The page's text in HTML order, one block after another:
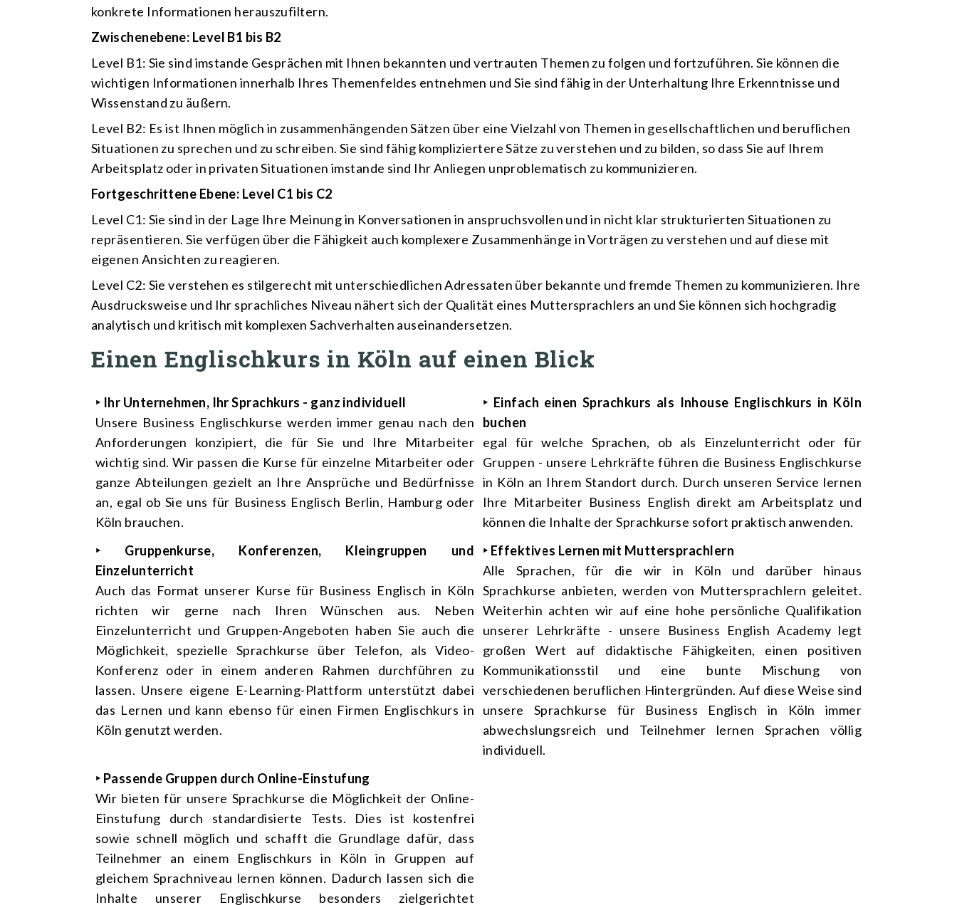
konkrete Informationen herauszufiltern.
Zwischenebene: Level B1 bis B2
Level B1: Sie sind imstande Gesprächen mit Ihnen bekannten und vertrauten Themen zu folgen und fortzuführen. Sie können die
wichtigen Informationen innerhalb Ihres Themenfeldes entnehmen und Sie sind fähig in der Unterhaltung Ihre Erkenntnisse und
Wissenstand zu äußern.
Level B2: Es ist Ihnen möglich in zusammenhängenden Sätzen über eine Vielzahl von Themen in gesellschaftlichen und beruflichen
Situationen zu sprechen und zu schreiben. Sie sind fähig kompliziertere Sätze zu verstehen und zu bilden, so dass Sie auf Ihrem
Arbeitsplatz oder in privaten Situationen imstande sind Ihr Anliegen unproblematisch zu kommunizieren.
Fortgeschrittene Ebene: Level C1 bis C2
Level C1: Sie sind in der Lage Ihre Meinung in Konversationen in anspruchsvollen und in nicht klar strukturierten Situationen zu
repräsentieren. Sie verfügen über die Fähigkeit auch komplexere Zusammenhänge in Vorträgen zu verstehen und auf diese mit
eigenen Ansichten zu reagieren.
Level C2: Sie verstehen es stilgerecht mit unterschiedlichen Adressaten über bekannte und fremde Themen zu kommunizieren. Ihre
Ausdrucksweise und Ihr sprachliches Niveau nähert sich der Qualität eines Muttersprachlers an und Sie können sich hochgradig
analytisch und kritisch mit komplexen Sachverhalten auseinandersetzen.
Einen Englischkurs in Köln auf einen Blick
‣ Ihr Unternehmen, Ihr Sprachkurs - ganz individuell
Unsere Business Englischkurse werden immer genau nach den
Anforderungen konzipiert, die für Sie und Ihre Mitarbeiter
wichtig sind. Wir passen die Kurse für einzelne Mitarbeiter oder
ganze Abteilungen gezielt an Ihre Ansprüche und Bedürfnisse
an, egal ob Sie uns für Business Englisch Berlin, Hamburg oder
Köln brauchen.
‣ Einfach einen Sprachkurs als Inhouse Englischkurs in Köln
buchen
egal für welche Sprachen, ob als Einzelunterricht oder für
Gruppen - unsere Lehrkräfte führen die Business Englischkurse
in Köln an Ihrem Standort durch. Durch unseren Service lernen
Ihre Mitarbeiter Business English direkt am Arbeitsplatz und
können die Inhalte der Sprachkurse sofort praktisch anwenden.
‣ Gruppenkurse, Konferenzen, Kleingruppen und
Einzelunterricht
Auch das Format unserer Kurse für Business Englisch in Köln
richten wir gerne nach Ihren Wünschen aus. Neben
Einzelunterricht und Gruppen-Angeboten haben Sie auch die
Möglichkeit, spezielle Sprachkurse über Telefon, alsVideo-
Konferenz oder in einem anderen Rahmen durchführen zu
lassen. Unsere eigene E-Learning-Plattform unterstützt dabei
das Lernen und kann ebenso für einen Firmen Englischkurs in
Köln genutzt werden.
‣ Effektives Lernen mit Muttersprachlern
Alle Sprachen, für die wir in Köln und darüber hinaus
Sprachkurse anbieten, werden von Muttersprachlern geleitet.
Weiterhin achten wir auf eine hohe persönliche Qualifikation
unserer Lehrkräfte - unsere Business English Academy legt
großen Wert auf didaktische Fähigkeiten, einen positiven
Kommunikationsstil und eine bunte Mischung von
verschiedenen beruflichen Hintergründen. Auf diese Weise sind
unsere Sprachkurse für Business Englisch in Köln immer
abwechslungsreich und Teilnehmer lernen Sprachen völlig
individuell.
‣ Passende Gruppen durch Online-Einstufung
Wir bieten für unsere Sprachkurse die Möglichkeit der Online-
Einstufung durch standardisierte Tests. Dies ist kostenfrei
sowie schnell möglich und schafft die Grundlage dafür, dass
Teilnehmer an einem Englischkurs in Köln in Gruppen auf
gleichem Sprachniveau lernen können. Dadurch lassen sich die
Inhalte unserer Englischkurse besonders zielgerichtet